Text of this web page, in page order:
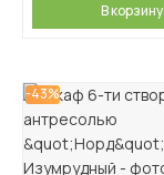
В корзину
-43%